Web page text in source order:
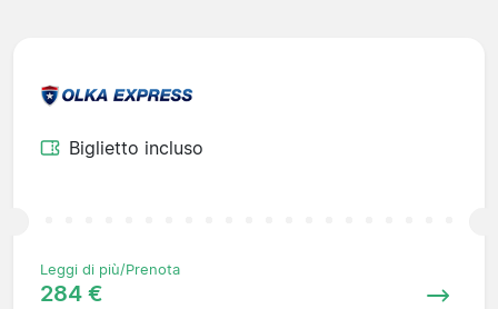
Biglietto incluso
Leggi di più/Prenota
284 €